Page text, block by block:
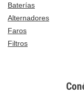
Baterías
Alternadores
Faros
Filtros